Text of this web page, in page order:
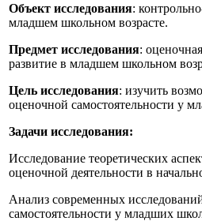
Объект исследования:
младшем школьном возрасте.
Предмет исследования:
развитие в младшем школьном
Цель исследования: изучить
оценочной самостоятельности у
Задачи исследования:
Исследование теоретических
оценочной деятельности в
Анализ современных
самостоятельности у младших